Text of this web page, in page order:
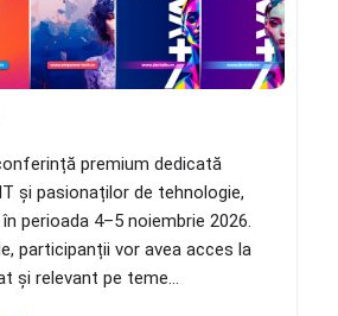
premium dedicată
și pasionaților de tehnologie,
perioada 4–5 noiembrie 2026.
participanții vor avea acces la
și relevant pe teme...